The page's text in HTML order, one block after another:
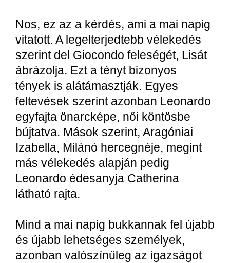
Nos, ez az a kérdés, ami a mai napig
vitatott. A legelterjedtebb vélekedés
szerint del Giocondo feleségét, Lisát
ábrázolja. Ezt a tényt bizonyos
tények is alátámasztják. Egyes
feltevések szerint azonban Leonardo
egyfajta önarcképe, női köntösbe
bújtatva. Mások szerint, Aragóniai
Izabella, Milánó hercegnéje, megint
más vélekedés alapján pedig
Leonardo édesanyja Catherina
látható rajta.
Mind a mai napig bukkannak fel újabb
és újabb lehetséges személyek,
azonban valószínűleg az igazságot